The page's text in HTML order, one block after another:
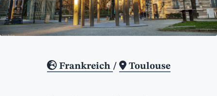
Frankreich / Toulouse